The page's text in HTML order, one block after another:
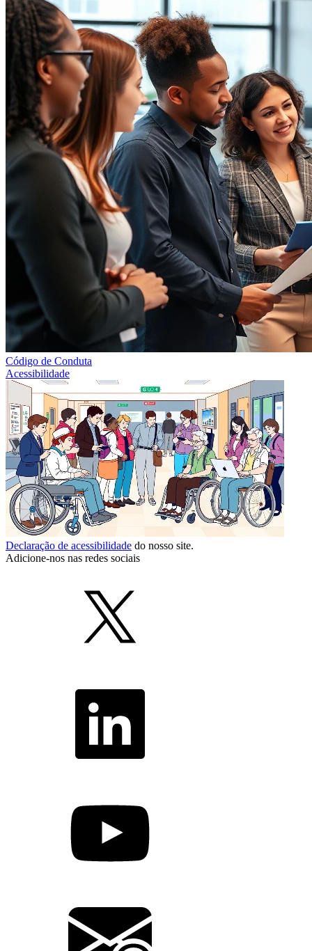
Código de Conduta
Acessibilidade
Declaração de acessibilidade do nosso site.
Adicione-nos nas redes sociais